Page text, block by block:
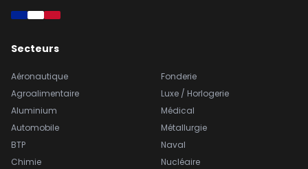
Secteurs
Aéronautique
Agroalimentaire
Aluminium
Automobile
BTP
Chimie
Fonderie
Luxe / Horlogerie
Médical
Métallurgie
Naval
Nucléaire